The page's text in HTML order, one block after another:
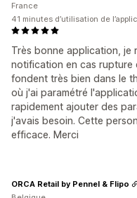
Très bonne application, je
notification en cas rupture
fondent très bien dans le
où j'ai paramétré
rapidement ajouter des
j'avais besoin. Cette
efficace. Merci
France
41 minutes d’utilisation de
ORCA Retail by Pennel & Flipo